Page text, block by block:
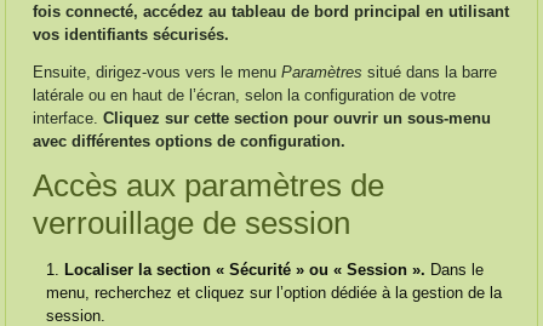
fois connecté, accédez au tableau de bord principal en utilisant
vos identifiants sécurisés.
Ensuite, dirigez-vous vers le menuParamètres situé dans la barre
latérale ou en haut de l’écran, selon la configuration de votre
interface.Cliquez sur cette section pour ouvrir un sous-menu
avec différentes options de configuration.
Accès aux paramètres de
verrouillage de session
Localiser la section « Sécurité » ou « Session ». Dans le
menu, recherchez et cliquez sur l’option dédiée à la gestion de la
session.